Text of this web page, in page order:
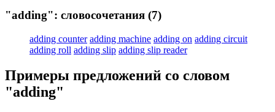
"adding": словосочетания (7)
adding counter adding machine adding on adding circuit
adding roll adding slip adding slip reader
Примеры предложений со словом
"adding"